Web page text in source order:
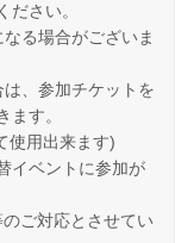
さい。
る場合がございま
、参加チケットを
す。
使用出来ます)
イベントに参加が
ご対応とさせてい